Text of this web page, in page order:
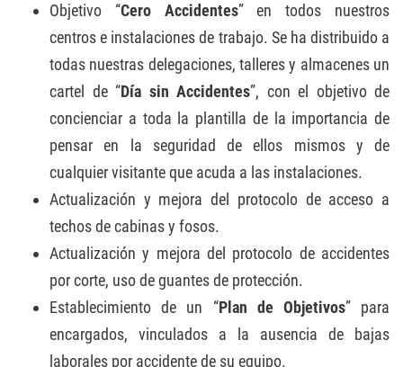
Objetivo “Cero Accidentes” en todos nuestros
centros e instalaciones de trabajo. Se ha distribuido a
todas nuestras delegaciones, talleres y almacenes un
cartel de “Día sin Accidentes”, con el objetivo de
concienciar a toda la plantilla de la importancia de
pensar en la seguridad de ellos mismos y de
cualquier visitante que acuda a las instalaciones.
Actualización y mejora del protocolo de acceso a
techos de cabinas y fosos.
Actualización y mejora del protocolo de accidentes
por corte, uso de guantes de protección.
Establecimiento de un “Plan de Objetivos” para
encargados, vinculados a la ausencia de bajas
laborales por accidente de su equipo.